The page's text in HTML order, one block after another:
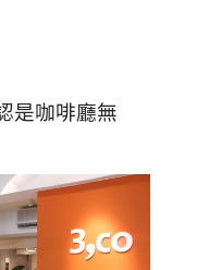
是咖啡廳無